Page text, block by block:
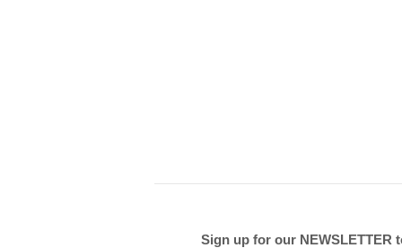
Sign up for our NEWSLETTER